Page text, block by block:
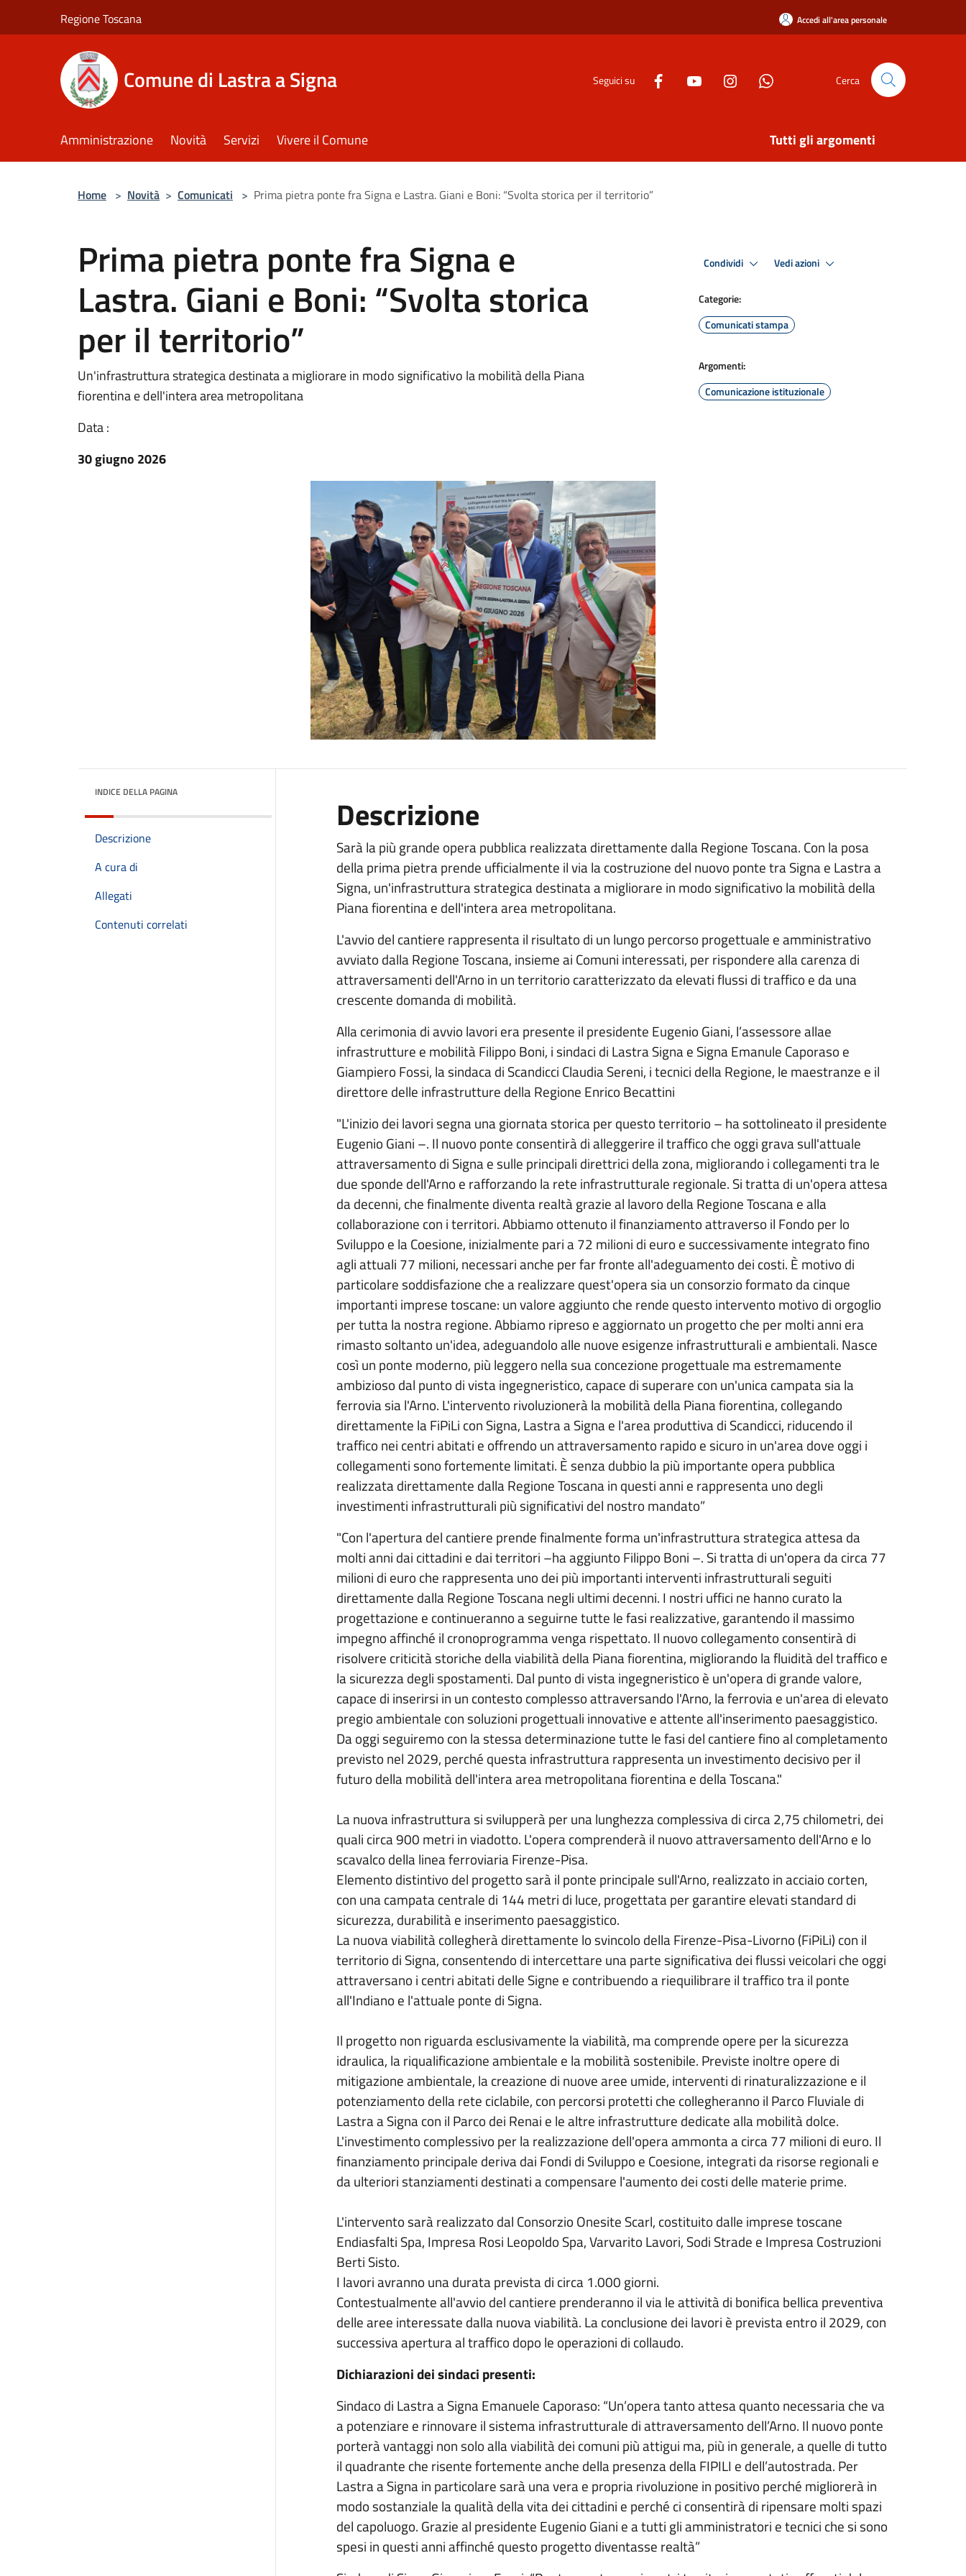
Regione Toscana Accedi all'area personale
Comune di Lastra a Signa Seguici su Cerca
Amministrazione Novità Servizi Vivere il Comune Tutti gli argomenti
Home > Novità > Comunicati > Prima pietra ponte fra Signa e Lastra. Giani e Boni: “Svolta storica per il territorio”
Prima pietra ponte fra Signa e
Lastra. Giani e Boni: “Svolta storica
per il territorio”
Un'infrastruttura strategica destinata a migliorare in modo significativo la mobilità della Piana
fiorentina e dell'intera area metropolitana
Data :
30 giugno 2026
Condividi Vedi azioni
Categorie:
Comunicati stampa
Argomenti:
Comunicazione istituzionale
INDICE DELLA PAGINA
Descrizione
A cura di
Allegati
Contenuti correlati
Descrizione
Sarà la più grande opera pubblica realizzata direttamente dalla Regione Toscana. Con la posa
della prima pietra prende ufficialmente il via la costruzione del nuovo ponte tra Signa e Lastra a
Signa, un'infrastruttura strategica destinata a migliorare in modo significativo la mobilità della
Piana fiorentina e dell'intera area metropolitana.
L'avvio del cantiere rappresenta il risultato di un lungo percorso progettuale e amministrativo
avviato dalla Regione Toscana, insieme ai Comuni interessati, per rispondere alla carenza di
attraversamenti dell'Arno in un territorio caratterizzato da elevati flussi di traffico e da una
crescente domanda di mobilità.
Alla cerimonia di avvio lavori era presente il presidente Eugenio Giani, l’assessore allae
infrastrutture e mobilità Filippo Boni, i sindaci di Lastra Signa e Signa Emanule Caporaso e
Giampiero Fossi, la sindaca di Scandicci Claudia Sereni, i tecnici della Regione, le maestranze e il
direttore delle infrastrutture della Regione Enrico Becattini
"L'inizio dei lavori segna una giornata storica per questo territorio – ha sottolineato il presidente
Eugenio Giani –. Il nuovo ponte consentirà di alleggerire il traffico che oggi grava sull'attuale
attraversamento di Signa e sulle principali direttrici della zona, migliorando i collegamenti tra le
due sponde dell'Arno e rafforzando la rete infrastrutturale regionale. Si tratta di un'opera attesa
da decenni, che finalmente diventa realtà grazie al lavoro della Regione Toscana e alla
collaborazione con i territori. Abbiamo ottenuto il finanziamento attraverso il Fondo per lo
Sviluppo e la Coesione, inizialmente pari a 72 milioni di euro e successivamente integrato fino
agli attuali 77 milioni, necessari anche per far fronte all'adeguamento dei costi. È motivo di
particolare soddisfazione che a realizzare quest'opera sia un consorzio formato da cinque
importanti imprese toscane: un valore aggiunto che rende questo intervento motivo di orgoglio
per tutta la nostra regione. Abbiamo ripreso e aggiornato un progetto che per molti anni era
rimasto soltanto un'idea, adeguandolo alle nuove esigenze infrastrutturali e ambientali. Nasce
così un ponte moderno, più leggero nella sua concezione progettuale ma estremamente
ambizioso dal punto di vista ingegneristico, capace di superare con un'unica campata sia la
ferrovia sia l'Arno. L'intervento rivoluzionerà la mobilità della Piana fiorentina, collegando
direttamente la FiPiLi con Signa, Lastra a Signa e l'area produttiva di Scandicci, riducendo il
traffico nei centri abitati e offrendo un attraversamento rapido e sicuro in un'area dove oggi i
collegamenti sono fortemente limitati. È senza dubbio la più importante opera pubblica
realizzata direttamente dalla Regione Toscana in questi anni e rappresenta uno degli
investimenti infrastrutturali più significativi del nostro mandato”
"Con l'apertura del cantiere prende finalmente forma un'infrastruttura strategica attesa da
molti anni dai cittadini e dai territori –ha aggiunto Filippo Boni –. Si tratta di un'opera da circa 77
milioni di euro che rappresenta uno dei più importanti interventi infrastrutturali seguiti
direttamente dalla Regione Toscana negli ultimi decenni. I nostri uffici ne hanno curato la
progettazione e continueranno a seguirne tutte le fasi realizzative, garantendo il massimo
impegno affinché il cronoprogramma venga rispettato. Il nuovo collegamento consentirà di
risolvere criticità storiche della viabilità della Piana fiorentina, migliorando la fluidità del traffico e
la sicurezza degli spostamenti. Dal punto di vista ingegneristico è un'opera di grande valore,
capace di inserirsi in un contesto complesso attraversando l'Arno, la ferrovia e un'area di elevato
pregio ambientale con soluzioni progettuali innovative e attente all'inserimento paesaggistico.
Da oggi seguiremo con la stessa determinazione tutte le fasi del cantiere fino al completamento
previsto nel 2029, perché questa infrastruttura rappresenta un investimento decisivo per il
futuro della mobilità dell'intera area metropolitana fiorentina e della Toscana."
La nuova infrastruttura si svilupperà per una lunghezza complessiva di circa 2,75 chilometri, dei
quali circa 900 metri in viadotto. L'opera comprenderà il nuovo attraversamento dell'Arno e lo
scavalco della linea ferroviaria Firenze-Pisa.
Elemento distintivo del progetto sarà il ponte principale sull'Arno, realizzato in acciaio corten,
con una campata centrale di 144 metri di luce, progettata per garantire elevati standard di
sicurezza, durabilità e inserimento paesaggistico.
La nuova viabilità collegherà direttamente lo svincolo della Firenze-Pisa-Livorno (FiPiLi) con il
territorio di Signa, consentendo di intercettare una parte significativa dei flussi veicolari che oggi
attraversano i centri abitati delle Signe e contribuendo a riequilibrare il traffico tra il ponte
all'Indiano e l'attuale ponte di Signa.
Il progetto non riguarda esclusivamente la viabilità, ma comprende opere per la sicurezza
idraulica, la riqualificazione ambientale e la mobilità sostenibile. Previste inoltre opere di
mitigazione ambientale, la creazione di nuove aree umide, interventi di rinaturalizzazione e il
potenziamento della rete ciclabile, con percorsi protetti che collegheranno il Parco Fluviale di
Lastra a Signa con il Parco dei Renai e le altre infrastrutture dedicate alla mobilità dolce.
L'investimento complessivo per la realizzazione dell'opera ammonta a circa 77 milioni di euro. Il
finanziamento principale deriva dai Fondi di Sviluppo e Coesione, integrati da risorse regionali e
da ulteriori stanziamenti destinati a compensare l'aumento dei costi delle materie prime.
L'intervento sarà realizzato dal Consorzio Onesite Scarl, costituito dalle imprese toscane
Endiasfalti Spa, Impresa Rosi Leopoldo Spa, Varvarito Lavori, Sodi Strade e Impresa Costruzioni
Berti Sisto.
I lavori avranno una durata prevista di circa 1.000 giorni.
Contestualmente all'avvio del cantiere prenderanno il via le attività di bonifica bellica preventiva
delle aree interessate dalla nuova viabilità. La conclusione dei lavori è prevista entro il 2029, con
successiva apertura al traffico dopo le operazioni di collaudo.
Dichiarazioni dei sindaci presenti:
Sindaco di Lastra a Signa Emanuele Caporaso: “Un’opera tanto attesa quanto necessaria che va
a potenziare e rinnovare il sistema infrastrutturale di attraversamento dell’Arno. Il nuovo ponte
porterà vantaggi non solo alla viabilità dei comuni più attigui ma, più in generale, a quelle di tutto
il quadrante che risente fortemente anche della presenza della FIPILI e dell’autostrada. Per
Lastra a Signa in particolare sarà una vera e propria rivoluzione in positivo perché migliorerà in
modo sostanziale la qualità della vita dei cittadini e perché ci consentirà di ripensare molti spazi
del capoluogo. Grazie al presidente Eugenio Giani e a tutti gli amministratori e tecnici che si sono
spesi in questi anni affinché questo progetto diventasse realtà”